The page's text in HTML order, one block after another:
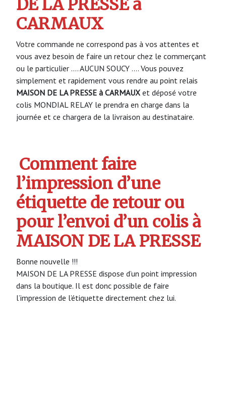
DE LA PRESSE à
CARMAUX
Votre commande ne correspond pas à vos attentes et
vous avez besoin de faire un retour chez le commerçant
ou le particulier …. AUCUN SOUCY …. Vous pouvez
simplement et rapidement vous rendre au point relais
MAISON DE LA PRESSE à CARMAUX et déposé votre
colis MONDIAL RELAY le prendra en charge dans la
journée et ce chargera de la livraison au destinataire.
Comment faire
l’impression d’une
étiquette de retour ou
pour l’envoi d’un colis à
MAISON DE LA PRESSE
Bonne nouvelle !!!
MAISON DE LA PRESSE dispose d’un point impression
dans la boutique. Il est donc possible de faire
l’impression de l’étiquette directement chez lui.